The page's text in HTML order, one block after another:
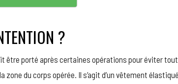
?
être porté après certaines opérations pour éviter
du corps opérée. Il s’agit d’un vêtement